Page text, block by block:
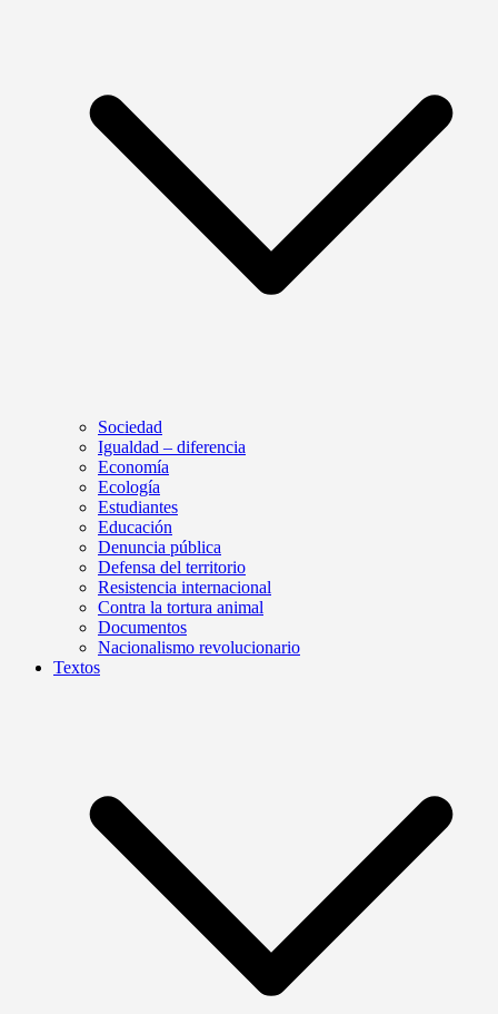
Sociedad
Igualdad – diferencia
Economía
Ecología
Estudiantes
Educación
Denuncia pública
Defensa del territorio
Resistencia internacional
Contra la tortura animal
Documentos
Nacionalismo revolucionario
Textos